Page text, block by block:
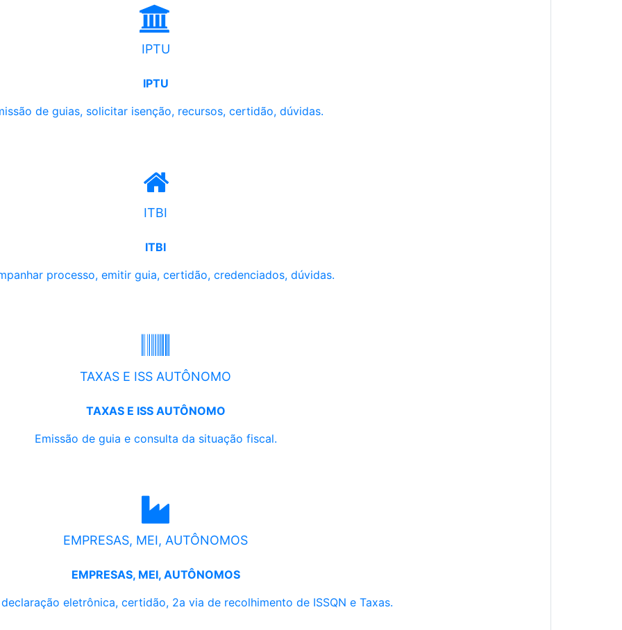
IPTU
IPTU
de guias, solicitar isenção, recursos, certidão, dúvidas.
ITBI
ITBI
processo, emitir guia, certidão, credenciados, dúvidas.
TAXAS E ISS AUTÔNOMO
TAXAS E ISS AUTÔNOMO
Emissão de guia e consulta da situação fiscal.
EMPRESAS, MEI, AUTÔNOMOS
EMPRESAS, MEI, AUTÔNOMOS
eletrônica, certidão, 2a via de recolhimento de ISSQN e Taxas.